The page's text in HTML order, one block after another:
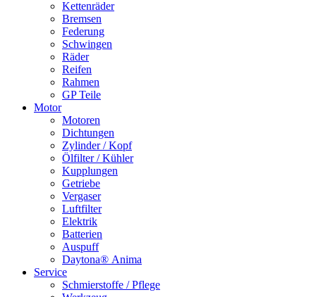
Kettenräder
Bremsen
Federung
Schwingen
Räder
Reifen
Rahmen
GP Teile
Motor
Motoren
Dichtungen
Zylinder / Kopf
Ölfilter / Kühler
Kupplungen
Getriebe
Vergaser
Luftfilter
Elektrik
Batterien
Auspuff
Daytona® Anima
Service
Schmierstoffe / Pflege